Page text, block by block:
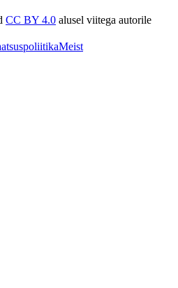
CC BY 4.0 alusel viitega autorile
Meist